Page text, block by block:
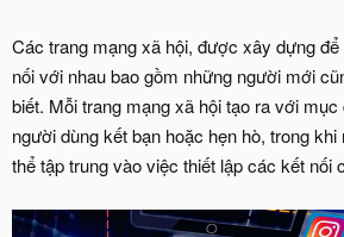
Các trang mạng xã hội, được xây dựng
nối với nhau bao gồm những người mới
biết. Mỗi trang mạng xã hội tạo ra với
người dùng kết bạn hoặc hẹn hò, trong
thể tập trung vào việc thiết lập các kết nối